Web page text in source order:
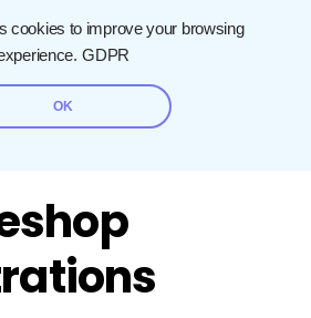
cookies to improve your browsing
GDPR
OK